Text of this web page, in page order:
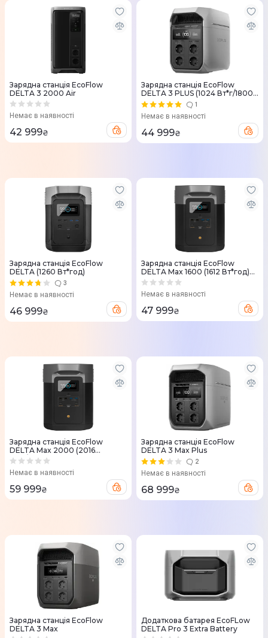
Зарядна станція EcoFlow
DELTA 3 2000 Air
Немає в наявності
42 999₴
Зарядна станцiя EcoFlow
DELTA 3 PLUS (1024 Вт*г/1800
Вт)
1
Немає в наявності
44 999₴
Зарядна станцiя EcoFlow
DELTA (1260 Вт*год)
3
Немає в наявності
46 999₴
Зарядна станцiя EcoFlow
DELTA Max 1600 (1612 Вт*год)
(Австралійська версія)
Немає в наявності
47 999₴
Зарядна станцiя EcoFlow
DELTA Max 2000 (2016
Вт*г/2400 Вт) Швейцарська
Немає в наявності
59 999₴
Зарядна станцiя EcoFlow
DELTA 3 Max Plus
2
Немає в наявності
68 999₴
Зарядна станція EcoFlow
DELTA 3 Max
Додаткова батарея EcoFLow
DELTA Pro 3 Extra Battery